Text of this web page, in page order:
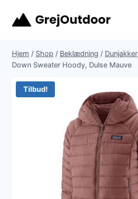
Hjem / Shop / Beklædning / Dunjakker
Down Sweater Hoody, Dulse Mauve
Tilbud!